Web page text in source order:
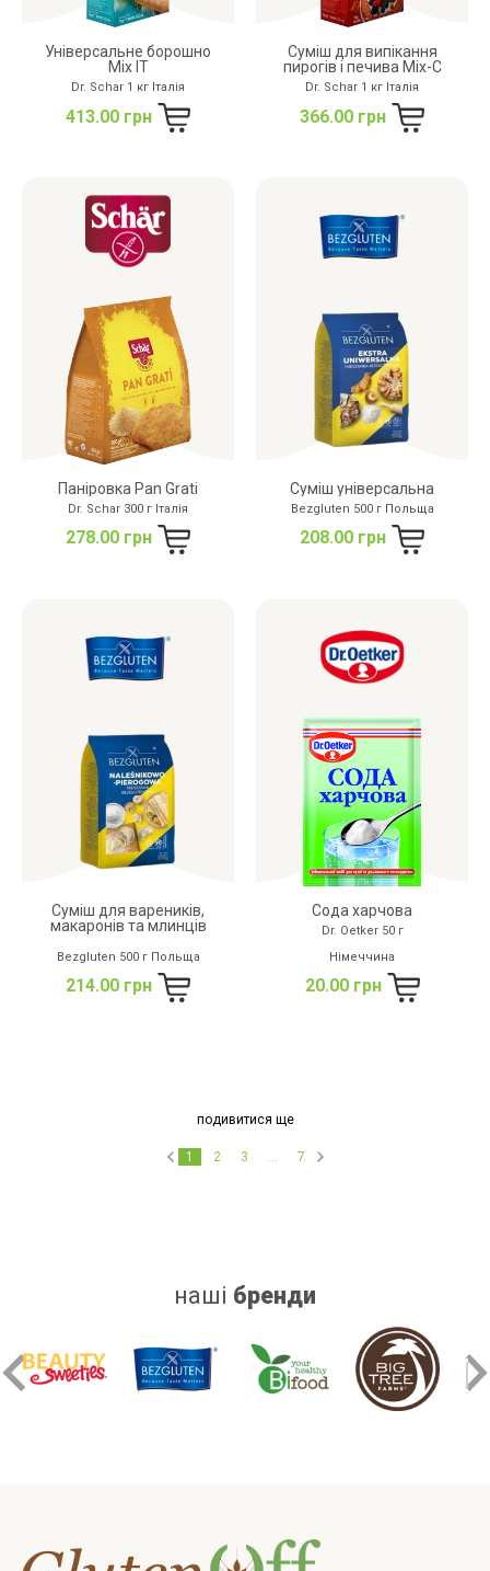
Універсальне борошно
Mix IT
Dr. Schar 1 кг Італія
413.00 грн
Суміш для випікання
пирогів і печива Mix-С
Dr. Schar 1 кг Італія
366.00 грн
Паніровка Pan Grati
Dr. Schar 300 г Італія
278.00 грн
Суміш універсальна
Bezgluten 500 г Польща
208.00 грн
Суміш для вареників,
макаронів та млинців
Bezgluten 500 г Польща
214.00 грн
Сода харчова
Dr. Oetker 50 г
Німеччина
20.00 грн
подивитися ще
1 2 3 7
наші бренди